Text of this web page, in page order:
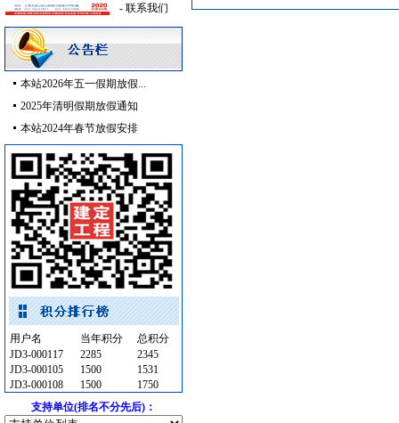
门窗玻璃 [采购中]
装饰石材
复合木地板
[采购中]
稳压泵 [采购中]
电线电缆 [采购中]
卫浴洁具 [采购中]
防水防腐 [采购中]
仪器仪表 [采购中]
仪器仪表 [采购中]
空调设备 [采购中]
消防产品 [采购中]
仪器仪表 [采购中]
室内装修 [采购中]
油漆涂料 [采购中]
给排水系统 [采购中]
陶瓷制品
[采购中]
园林设施
[采购中]
室内给排水 [采购中]
防静电地板 [采购中]
- 联系我们
本站2026年五一假期放假...
2025年清明假期放假通知
本站2024年春节放假安排
用户名 当年积分
总积分
JD3-000117
2285
2345
JD3-000105
1500
1531
JD3-000108
1500
1750
支持单位(排名不分先后)：